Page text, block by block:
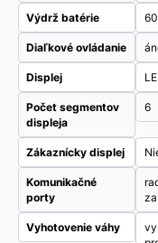
Výdrž batérie
Diaľkové ovládanie
Displej
Počet segmentov
displeja
6
Zákaznícky displej
Komunikačné
porty
Vyhotovenie váhy